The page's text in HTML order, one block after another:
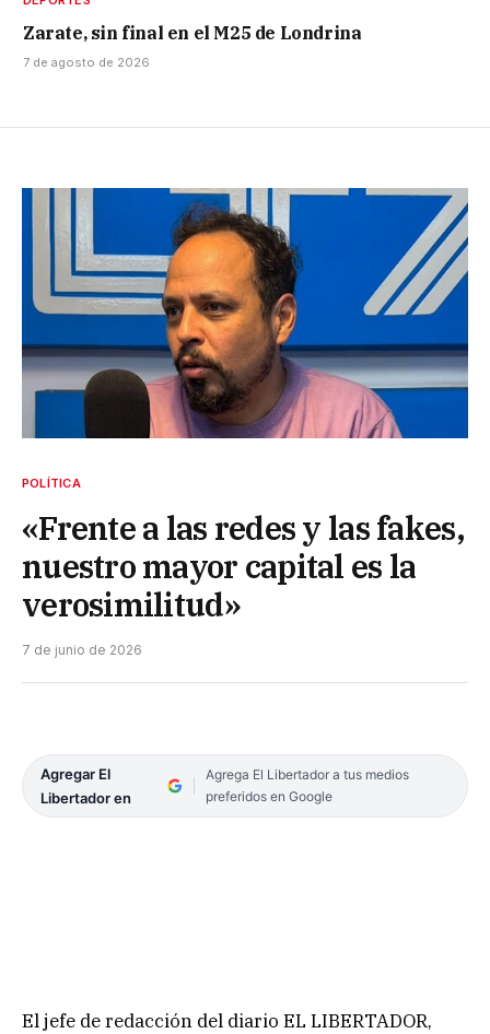
Zarate, sin final en el M25 de Londrina
7 de agosto de 2026
POLÍTICA
«Frente a las redes y las fakes,
nuestro mayor capital es la
verosimilitud»
7 de junio de 2026
Agregar El
Libertador en
Agrega El Libertador a tus medios
preferidos en Google
El jefe de redacción del diario EL LIBERTADOR,